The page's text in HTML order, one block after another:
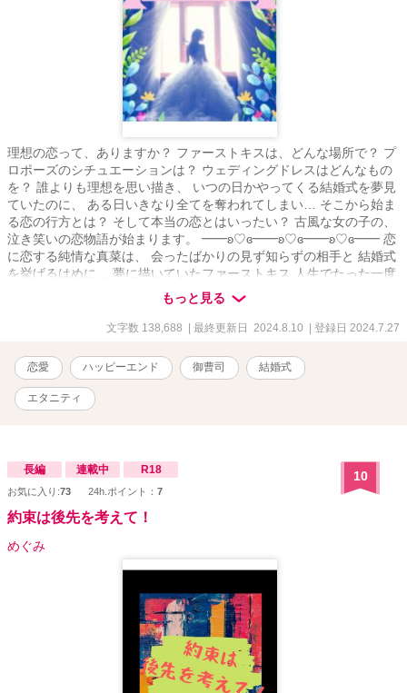
理想の恋って、ありますか？ ファーストキスは、どんな場所で？ プ
ロポーズのシチュエーションは？ ウェディングドレスはどんなもの
を？ 誰よりも理想を思い描き、 いつの日かやってくる結婚式を夢見
ていたのに、 ある日いきなり全てを奪われてしまい… そこから始ま
る恋の行方とは？ そして本当の恋とはいったい？ 古風な女の子の、
泣き笑いの恋物語が始まります。 ━━ʚ♡ɞ━━ʚ♡ɞ━━ʚ♡ɞ━━ 恋
に恋する純情な真菜は、 会ったばかりの見ず知らずの相手と 結婚式
を挙げるはめに… 夢に描いていたファーストキス 人生でたった一度
の結婚式 憧れていたウェディングドレス 全ての理想を奪われて、落
ち込む真菜に 果たして本当の恋はやってくるのか？
もっと見る
文字数 138,688 | 最終更新日 2024.8.10 | 登録日 2024.7.27
恋愛 ハッピーエンド 御曹司 結婚式
エタニティ
長編 連載中 R18
お気に入り:73 24h.ポイント： 7
10
約束は後先を考えて！
めぐみ